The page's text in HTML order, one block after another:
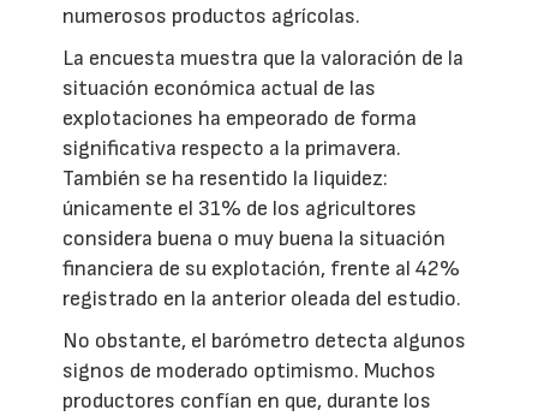
numerosos productos agrícolas.
La encuesta muestra que la valoración de la
situación económica actual de las
explotaciones ha empeorado de forma
significativa respecto a la primavera.
También se ha resentido la liquidez:
únicamente el 31% de los agricultores
considera buena o muy buena la situación
financiera de su explotación, frente al 42%
registrado en la anterior oleada del estudio.
No obstante, el barómetro detecta algunos
signos de moderado optimismo. Muchos
productores confían en que, durante los